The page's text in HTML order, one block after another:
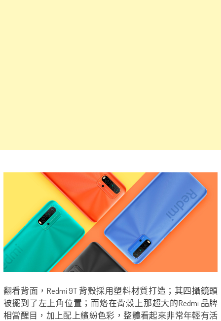
翻看背面，Redmi 9T 背殼採用塑料材質打造；其四攝鏡頭
被擺到了左上角位置；而烙在背殼上那超大的Redmi 品牌
相當醒目，加上配上繽紛色彩，整體看起來非常年輕有活